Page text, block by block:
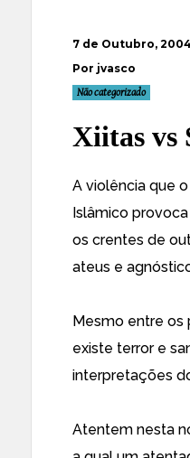
7 de Outubro, 2004
Por jvasco
Não categorizado
Xiitas vs
A violência que
Islâmico
os crentes de
ateus e
Mesmo entre os
existe terror e
interpretações
Atentem nesta